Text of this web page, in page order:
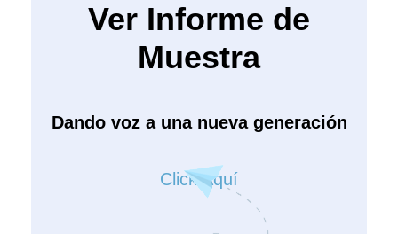
Ver Informe de
Muestra
Dando voz a una nueva generación
Click Aquí